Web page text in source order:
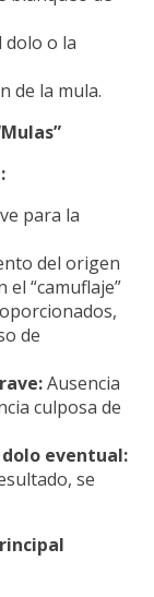
o la
de la mula.
para la
del origen
“camuflaje”
de
Ausencia
culposa de
eventual:
se